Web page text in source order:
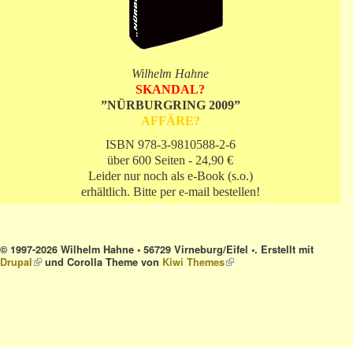
Wilhelm Hahne
SKANDAL?
”NÜRBURGRING 2009”
AFFÄRE?
ISBN 978-3-9810588-2-6
über 600 Seiten - 24,90 €
Leider nur noch als e-Book (s.o.)
erhältlich. Bitte per e-mail bestellen!
© 1997-2026 Wilhelm Hahne • 56729 Virneburg/Eifel •. Erstellt mit
Drupal(link is external)
und Corolla Theme von Kiwi Themes(link is external)